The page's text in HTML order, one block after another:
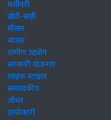
मशीनरी
खेती-बाड़ी
मौसम
बाजार
ग्रामीण उद्द्योग
सरकारी योजनाएं
लाइफ स्टाइल
सम्पादकीय
जॉब्स
डायरेक्टरी